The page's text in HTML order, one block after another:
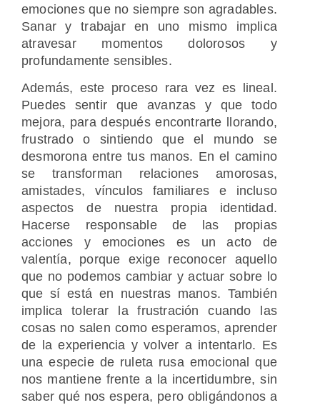
emociones que no siempre son agradables.
Sanar y trabajar en uno mismo implica
atravesar momentos dolorosos y
profundamente sensibles.
Además, este proceso rara vez es lineal.
Puedes sentir que avanzas y que todo
mejora, para después encontrarte llorando,
frustrado o sintiendo que el mundo se
desmorona entre tus manos. En el camino
se transforman relaciones amorosas,
amistades, vínculos familiares e incluso
aspectos de nuestra propia identidad.
Hacerse responsable de las propias
acciones y emociones es un acto de
valentía, porque exige reconocer aquello
que no podemos cambiar y actuar sobre lo
que sí está en nuestras manos. También
implica tolerar la frustración cuando las
cosas no salen como esperamos, aprender
de la experiencia y volver a intentarlo. Es
una especie de ruleta rusa emocional que
nos mantiene frente a la incertidumbre, sin
saber qué nos espera, pero obligándonos a